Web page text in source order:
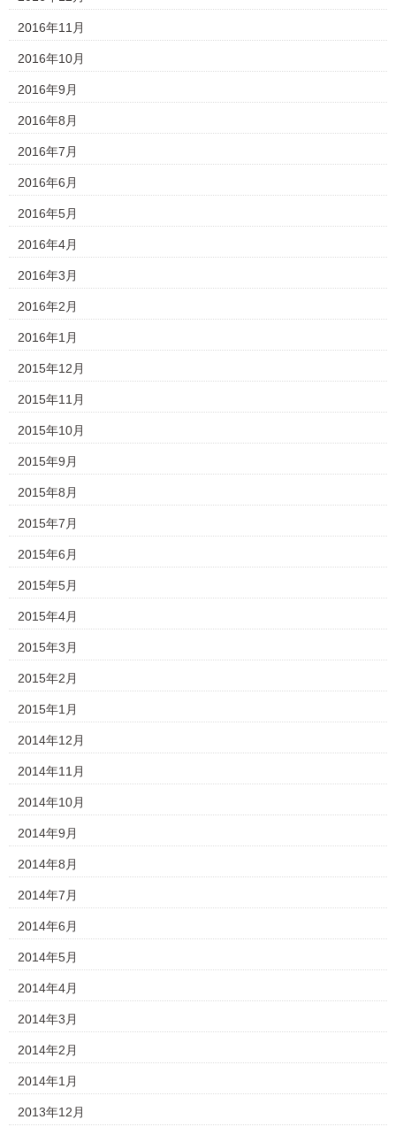
2016年11月
2016年10月
2016年9月
2016年8月
2016年7月
2016年6月
2016年5月
2016年4月
2016年3月
2016年2月
2016年1月
2015年12月
2015年11月
2015年10月
2015年9月
2015年8月
2015年7月
2015年6月
2015年5月
2015年4月
2015年3月
2015年2月
2015年1月
2014年12月
2014年11月
2014年10月
2014年9月
2014年8月
2014年7月
2014年6月
2014年5月
2014年4月
2014年3月
2014年2月
2014年1月
2013年12月